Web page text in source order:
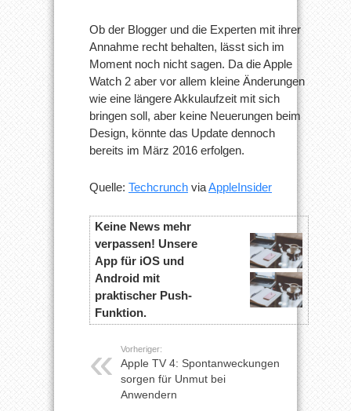
Ob der Blogger und die Experten mit ihrer
Annahme recht behalten, lässt sich im
Moment noch nicht sagen. Da die Apple
Watch 2 aber vor allem kleine Änderungen
wie eine längere Akkulaufzeit mit sich
bringen soll, aber keine Neuerungen beim
Design, könnte das Update dennoch
bereits im März 2016 erfolgen.
Quelle: Techcrunch viaAppleInsider
Keine News mehr
verpassen! Unsere
App für iOS und
Android mit
praktischer Push-
Funktion.
Vorheriger:
Apple TV 4: Spontanweckungen
sorgen für Unmut bei
Anwendern